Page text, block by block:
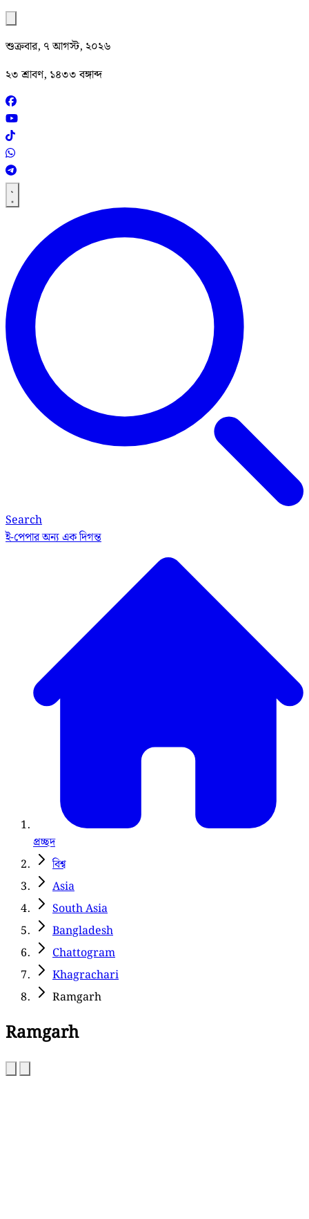
শুক্রবার, ৭ আগস্ট, ২০২৬
২৩ শ্রাবণ, ১৪৩৩ বঙ্গাব্দ
Search
ই-পেপারঅন্য এক দিগন্ত
প্রচ্ছদ
বিশ্ব
Asia
South Asia
Bangladesh
Chattogram
Khagrachari
Ramgarh
Ramgarh